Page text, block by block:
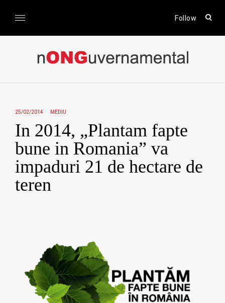
Follow
open
form
nONGuvernamental
25/02/2014 MEDIU
In 2014, „Plantam fapte
bune in Romania” va
impaduri 21 de hectare de
teren